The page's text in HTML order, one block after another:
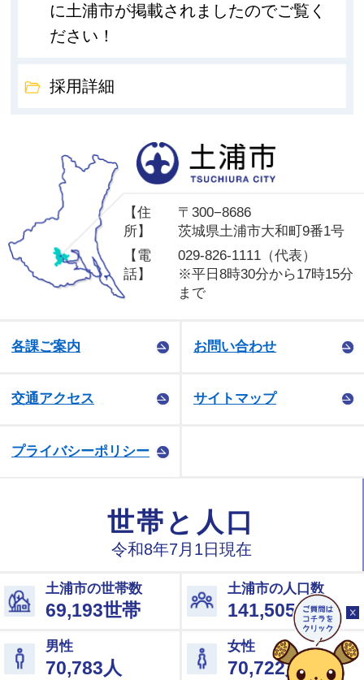
に土浦市が掲載されましたのでご覧く
ださい！
採用詳細
【住
所】
〒300−8686
茨城県土浦市大和町9番1号
【電
話】
029-826-1111（代表）
※平日8時30分から17時15分
まで
各課ご案内 お問い合わせ
交通アクセス サイトマップ
プライバシーポリシー